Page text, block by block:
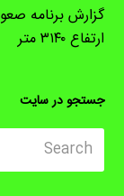
ارتفاع ۳۱۴۰ متر
جستجو در سایت
Search